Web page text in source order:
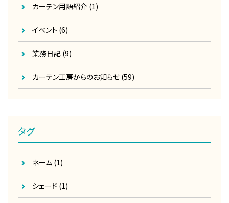
カーテン用語紹介 (1)
イベント (6)
業務日記 (9)
カーテン工房からのお知らせ (59)
タグ
シェード (1)
ネーム (1)